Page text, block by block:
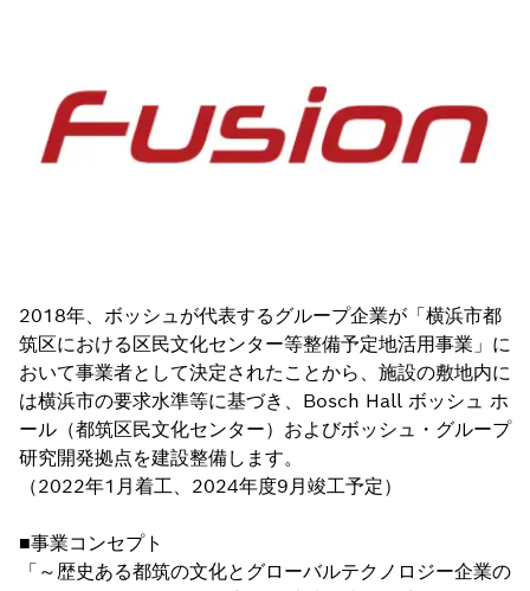
2018年、ボッシュが代表するグループ企業が「横浜市都
筑区における区民文化センター等整備予定地活用事業」に
おいて事業者として決定されたことから、施設の敷地内に
は横浜市の要求水準等に基づき、Bosch Hall ボッシュ ホ
ール（都筑区民文化センター）およびボッシュ・グループ
研究開発拠点を建設整備します。
（2022年1月着工、2024年度9月竣工予定）
■事業コンセプト
「～歴史ある都筑の文化とグローバルテクノロジー企業の